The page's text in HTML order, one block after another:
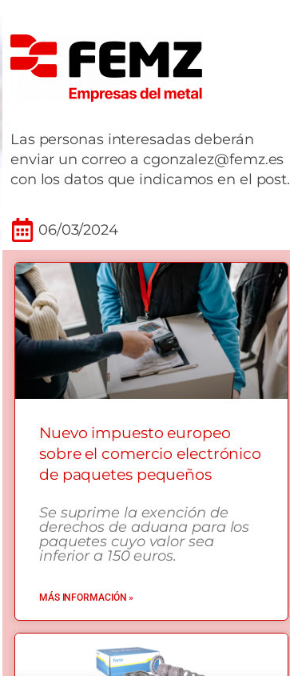
Las personas interesadas deberán
enviar un correo a cgonzalez@femz.es
con los datos que indicamos en el post.
06/03/2024
Nuevo impuesto europeo
sobre el comercio electrónico
de paquetes pequeños
Se suprime la exención de
derechos de aduana para los
paquetes cuyo valor sea
inferior a 150 euros.
MÁS INFORMACIÓN »